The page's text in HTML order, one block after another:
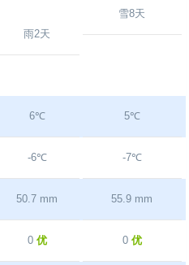
雨2天
雪8天
6℃ 5℃
-6℃ -7℃
50.7 mm 55.9 mm
0 优 0 优